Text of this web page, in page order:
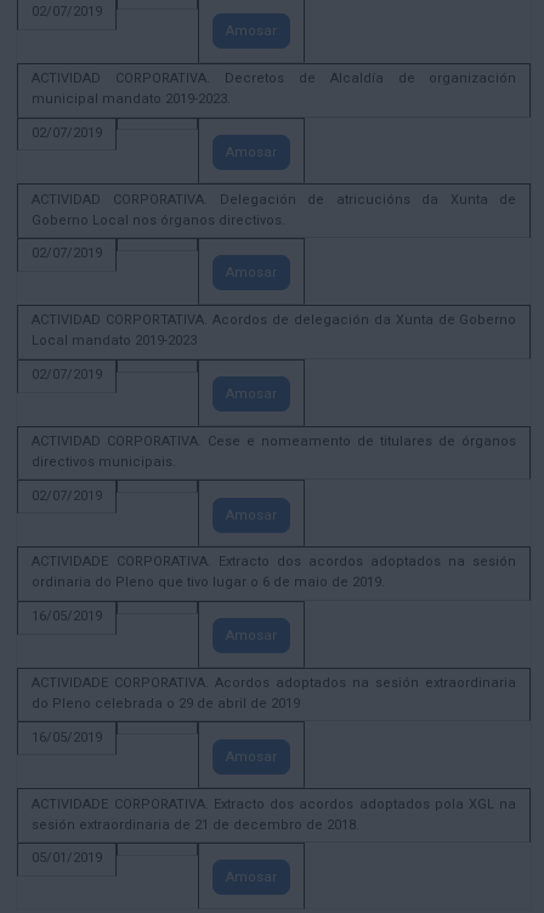
02/07/2019
Amosar
ACTIVIDAD CORPORATIVA. Decretos de Alcaldía de organización
municipal mandato 2019-2023.
02/07/2019
Amosar
ACTIVIDAD CORPORATIVA. Delegación de atricucións da Xunta de
Goberno Local nos órganos directivos.
02/07/2019
Amosar
ACTIVIDAD CORPORTATIVA. Acordos de delegación da Xunta de Goberno
Local mandato 2019-2023
02/07/2019
Amosar
ACTIVIDAD CORPORATIVA. Cese e nomeamento de titulares de órganos
directivos municipais.
02/07/2019
Amosar
ACTIVIDADE CORPORATIVA. Extracto dos acordos adoptados na sesión
ordinaria do Pleno que tivo lugar o 6 de maio de 2019.
16/05/2019
Amosar
ACTIVIDADE CORPORATIVA. Acordos adoptados na sesión extraordinaria
do Pleno celebrada o 29 de abril de 2019
16/05/2019
Amosar
ACTIVIDADE CORPORATIVA. Extracto dos acordos adoptados pola XGL na
sesión extraordinaria de 21 de decembro de 2018.
05/01/2019
Amosar